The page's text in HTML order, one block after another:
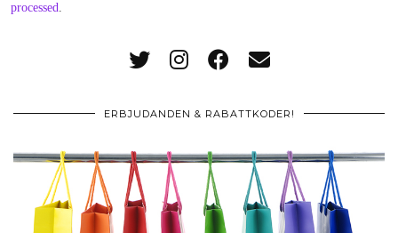
processed.
ERBJUDANDEN & RABATTKODER!